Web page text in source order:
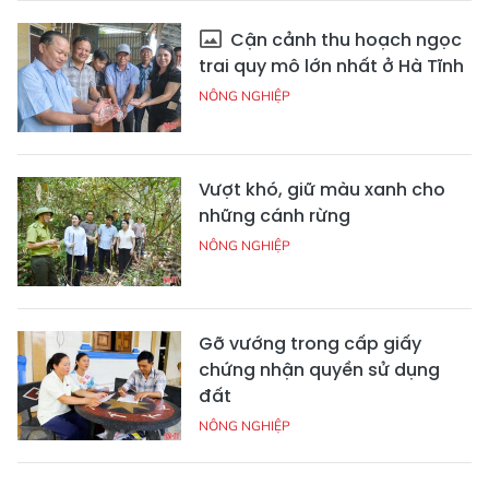
Cận cảnh thu hoạch ngọc
trai quy mô lớn nhất ở Hà Tĩnh
NÔNG NGHIỆP
Vượt khó, giữ màu xanh cho
những cánh rừng
NÔNG NGHIỆP
Gỡ vướng trong cấp giấy
chứng nhận quyền sử dụng
đất
NÔNG NGHIỆP